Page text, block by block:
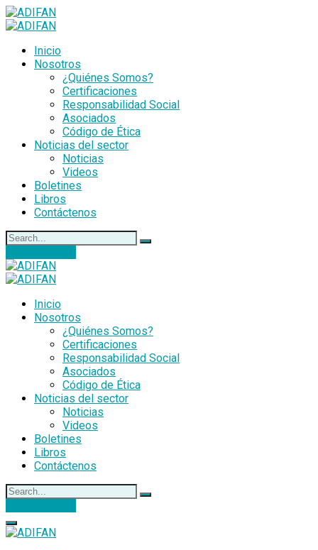
Inicio
Nosotros
¿Quiénes Somos?
Certificaciones
Responsabilidad Social
Asociados
Código de Ética
Noticias del sector
Noticias
Videos
Boletines
Libros
Contáctenos
Inicio
Nosotros
¿Quiénes Somos?
Certificaciones
Responsabilidad Social
Asociados
Código de Ética
Noticias del sector
Noticias
Videos
Boletines
Libros
Contáctenos